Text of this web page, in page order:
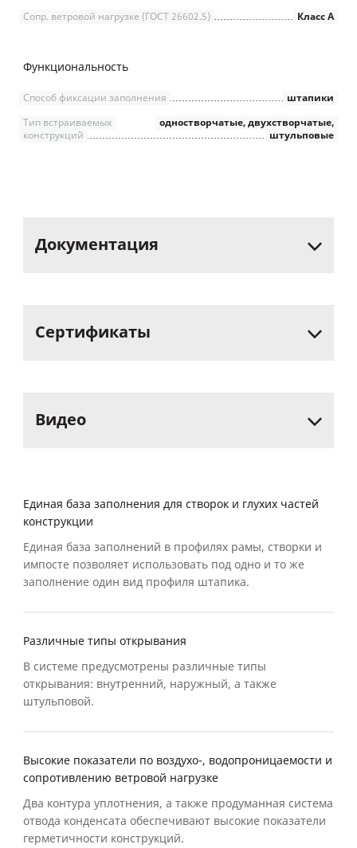
Класс А
Сопр. ветровой нагрузке (ГОСТ 26602.5)
Функциональность
штапики
Способ фиксации заполнения
одностворчатые, двухстворчатые,
штульповые
Тип встраиваемых
конструкций
Документация
Сертификаты
Видео
Единая база заполнения для створок и глухих частей
конструкции
Единая база заполнений в профилях рамы, створки и
импосте позволяет использовать под одно и то же
заполнение один вид профиля штапика.
Различные типы открывания
В системе предусмотрены различные типы
открывания: внутренний, наружный, а также
штульповой.
Высокие показатели по воздухо-, водопроницаемости и
сопротивлению ветровой нагрузке
Два контура уплотнения, а также продуманная система
отвода конденсата обеспечивают высокие показатели
герметичности конструкций.